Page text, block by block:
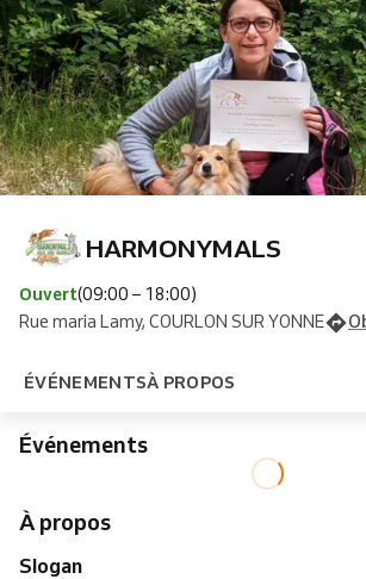
HARMONYMALS
Ouvert(09:00 – 18:00)
Rue maria Lamy, COURLON SUR YONNE
ÉVÉNEMENTSÀ PROPOS
Événements
À propos
Slogan